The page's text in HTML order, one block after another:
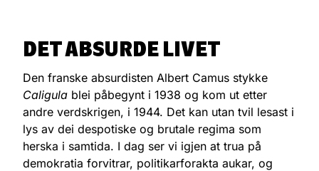
DET ABSURDE LIVET
Den franske absurdisten Albert Camus stykke
Caligula blei påbegynt i 1938 og kom ut etter
andre verdskrigen, i 1944. Det kan utan tvil lesast i
lys av dei despotiske og brutale regima som
herska i samtida. I dag ser vi igjen at trua på
demokratia forvitrar, politikarforakta aukar, og